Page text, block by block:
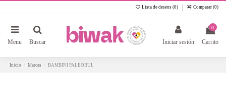
Lista de deseos (0) Comparar (0)
Menu Buscar Iniciar sesión
0
Carrito
Inicio Marcas BAMBINI PALEOBUL